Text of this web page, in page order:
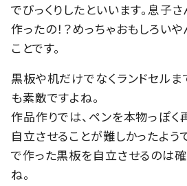
でびっくりしたといいます。息子
作ったの！？めっちゃおもしろいや
ことです。
黒板や机だけでなくランドセルま
も素敵ですよね。
作品作りでは、ペンを本物っぽく
自立させることが難しかったよう
で作った黒板を自立させるのは
ね。